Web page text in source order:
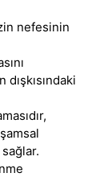
nefesinin